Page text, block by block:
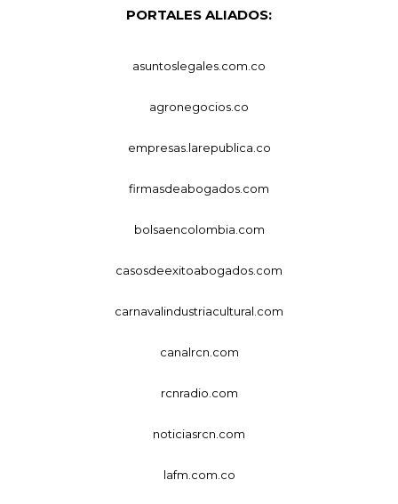
PORTALES ALIADOS:
asuntoslegales.com.co
agronegocios.co
empresas.larepublica.co
firmasdeabogados.com
bolsaencolombia.com
casosdeexitoabogados.com
carnavalindustriacultural.com
canalrcn.com
rcnradio.com
noticiasrcn.com
lafm.com.co